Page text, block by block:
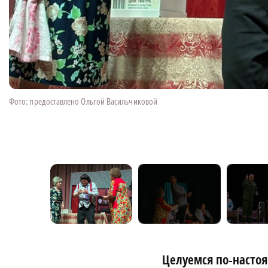
Фото: предоставлено Ольгой Васильчиковой
Целуемся по-